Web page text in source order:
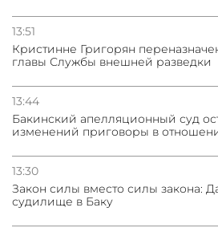
13:51
Кристинне Григорян
главы Службы внешней разведки
13:44
Бакинский апелляционный суд
изменений приговоры в
13:30
Закон силы вместо силы закона:
судилище в Баку